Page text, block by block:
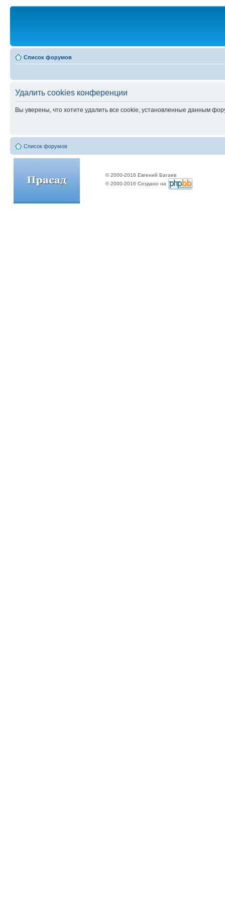
Список форумов
Удалить cookies конференции
Вы уверены, что хотите удалить все cookie, установленные данным
Список форумов
© 2000-2016 Евгений Багаев
© 2000-2016 Создано на